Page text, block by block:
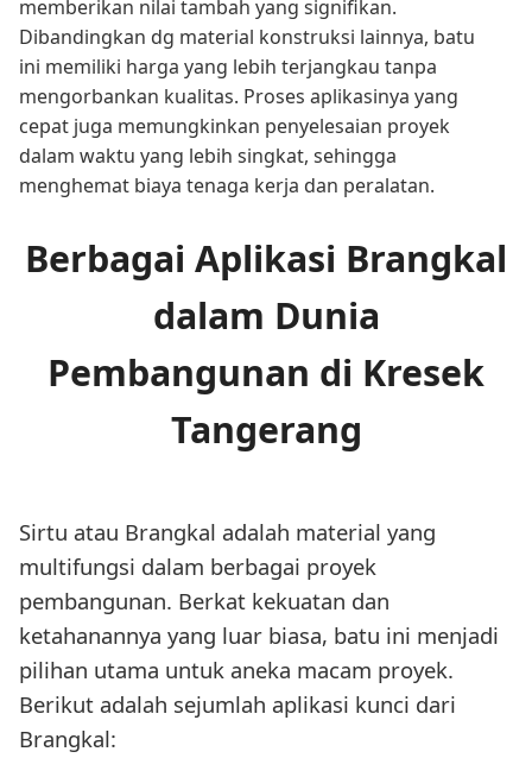
memberikan nilai tambah yang signifikan.
Dibandingkan dg material konstruksi lainnya, batu
ini memiliki harga yang lebih terjangkau tanpa
mengorbankan kualitas. Proses aplikasinya yang
cepat juga memungkinkan penyelesaian proyek
dalam waktu yang lebih singkat, sehingga
menghemat biaya tenaga kerja dan peralatan.
Berbagai Aplikasi Brangkal
dalam Dunia
Pembangunan di Kresek
Tangerang
Sirtu atau Brangkal adalah material yang
multifungsi dalam berbagai proyek
pembangunan. Berkat kekuatan dan
ketahanannya yang luar biasa, batu ini menjadi
pilihan utama untuk aneka macam proyek.
Berikut adalah sejumlah aplikasi kunci dari
Brangkal: